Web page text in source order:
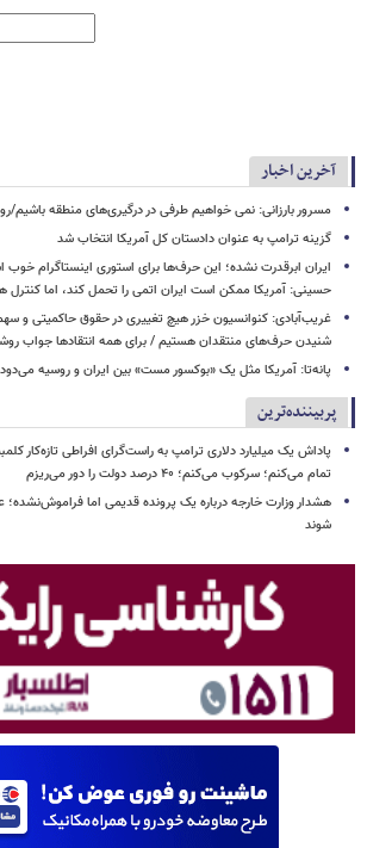
آخرین اخبار
مسرور بارزانی: نمی خواهیم طرفی در درگیری‌های منطقه باشیم/
گزینه ترامپ به عنوان دادستان کل آمریکا انتخاب شد
ایران ابرقدرت نشده؛ این حرف‌ها برای استوری اینستاگرام
حسینی: آمریکا ممکن است ایران اتمی را تحمل کند، اما کنترل
غریب‌آبادی: کنوانسیون خزر هیچ تغییری در حقوق حاکمیتی و
شنیدن حرف‌های منتقدان هستیم / برای همه انتقادها جواب
پانه‌تا: آمریکا مثل یک «بوکسور مست» بین ایران و روسیه می‌دود
پربیننده‌ترین
پاداش یک میلیارد دلاری ترامپ به راست‌گرای افراطی تازه‌کار
تمام می‌کنم؛ سرکوب می‌کنم؛ ۴۰ درصد دولت را دور می‌ریزم
هشدار وزارت خارجه درباره یک پرونده قدیمی اما
شوند